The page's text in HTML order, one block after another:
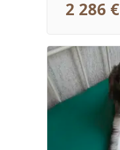
2 286 €